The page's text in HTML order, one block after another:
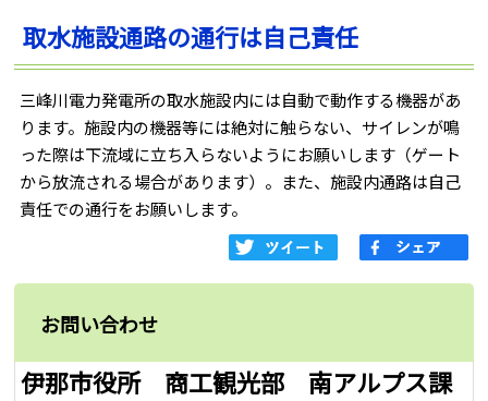
取水施設通路の通行は自己責任
三峰川電力発電所の取水施設内には自動で動作する機器があ
ります。施設内の機器等には絶対に触らない、サイレンが鳴
った際は下流域に立ち入らないようにお願いします（ゲート
から放流される場合があります）。また、施設内通路は自己
責任での通行をお願いします。
お問い合わせ
伊那市役所 商工観光部 南アルプス課